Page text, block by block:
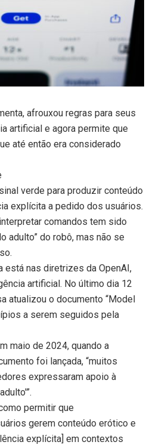
afrouxou regras para seus
artificial e agora permite que
até então era considerado
verde para produzir conteúdo
explícita a pedido dos usuários.
comandos tem sido
adulto” do robô, mas não se
está nas diretrizes da OpenAI,
artificial. No último dia 12
atualizou o documento “Model
a serem seguidos pela
maio de 2024, quando a
foi lançada, “muitos
expressaram apoio à
permitir que
gerem conteúdo erótico e
explícita] em contextos